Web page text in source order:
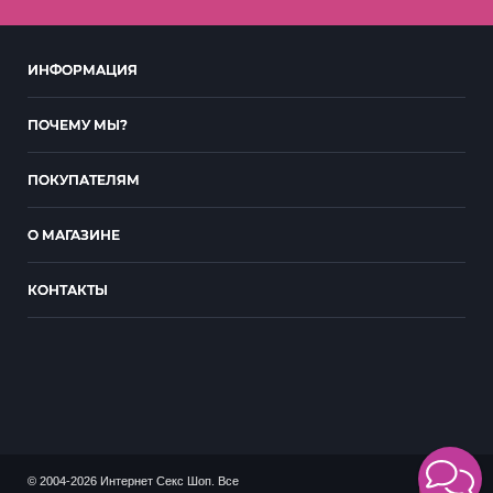
ИНФОРМАЦИЯ
ПОЧЕМУ МЫ?
ПОКУПАТЕЛЯМ
О МАГАЗИНЕ
КОНТАКТЫ
© 2004-2026 Интернет Секс Шоп. Все
18+